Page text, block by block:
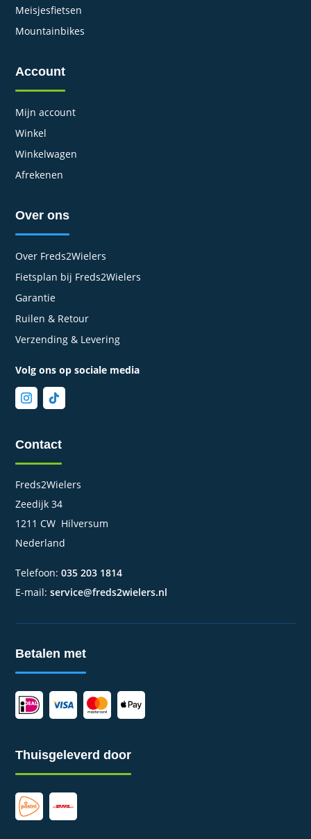
Meisjesfietsen
Mountainbikes
Account
Mijn account
Winkel
Winkelwagen
Afrekenen
Over ons
Over Freds2Wielers
Fietsplan bij Freds2Wielers
Garantie
Ruilen & Retour
Verzending & Levering
Volg ons op sociale media
Contact
Freds2Wielers
Zeedijk 34
1211 CW Hilversum
Nederland
Telefoon:035 203 1814
E-mail:service@freds2wielers.nl
Betalen met
Thuisgeleverd door